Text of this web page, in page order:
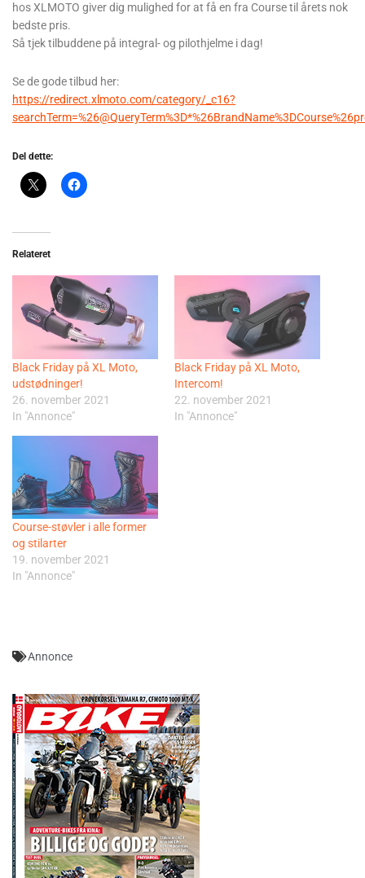
hos XLMOTO giver dig mulighed for at få en fra Course til årets nok
bedste pris.
Så tjek tilbuddene på integral- og pilothjelme i dag!
Se de gode tilbud her:
https://redirect.xlmoto.com/category/_c16?
Del dette:
Relateret
Black Friday på XL Moto,
udstødninger!
26. november 2021
In "Annonce"
Black Friday på XL Moto,
Intercom!
22. november 2021
In "Annonce"
Course-støvler i alle former
og stilarter
19. november 2021
In "Annonce"
Annonce